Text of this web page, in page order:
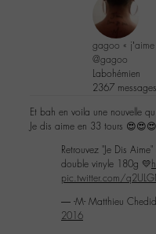
gagoo «
@gagoo
Labohémien
2367 messages
Et bah en voila une nouvelle
Je dis aime en 33 tours 😍😍😍
Retrouvez "Je Dis
double vinyle 180g 💛
pic.twitter.com/
— -M- Matthieu
2016